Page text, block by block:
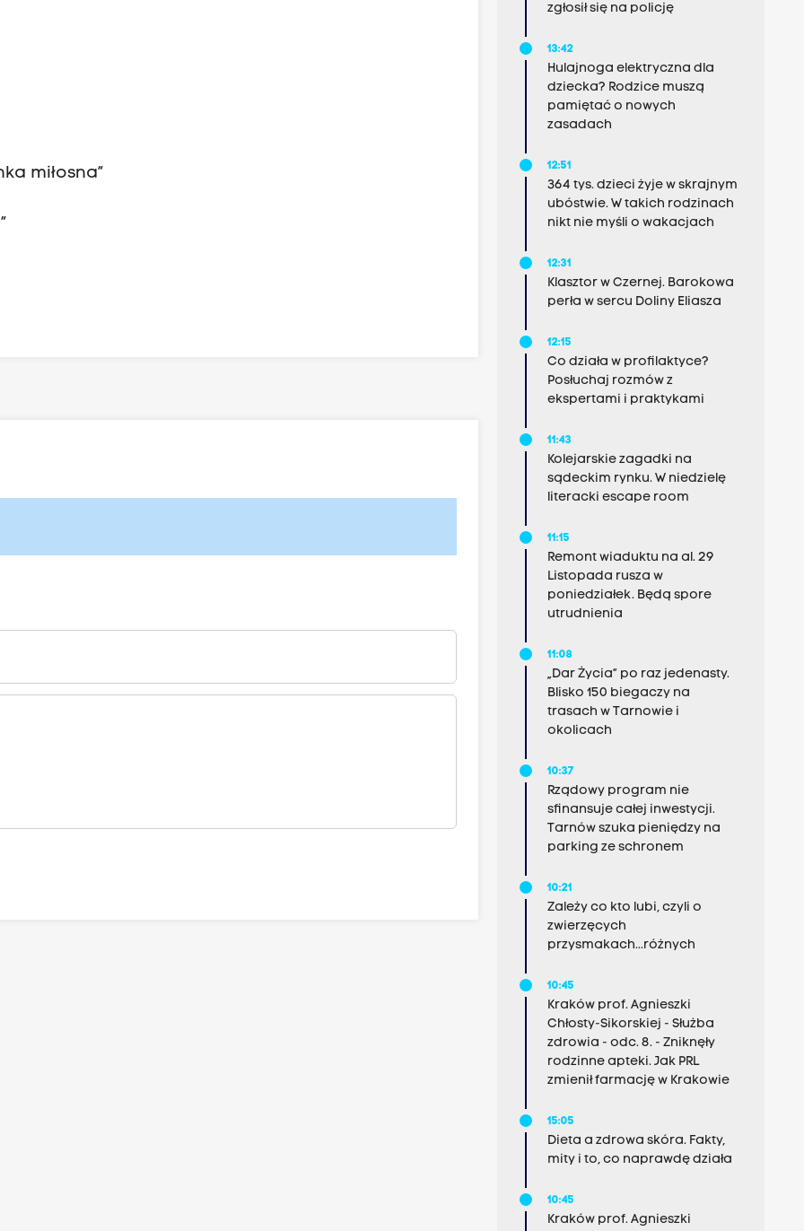
miłosna”
zgłosił się na policję
13:42
Hulajnoga elektryczna dla
dziecka? Rodzice muszą
pamiętać o nowych
zasadach
12:51
364 tys. dzieci żyje w skrajnym
ubóstwie. W takich rodzinach
nikt nie myśli o wakacjach
12:31
Klasztor w Czernej. Barokowa
perła w sercu Doliny Eliasza
12:15
Co działa w profilaktyce?
Posłuchaj rozmów z
ekspertami i praktykami
11:43
Kolejarskie zagadki na
sądeckim rynku. W niedzielę
literacki escape room
11:15
Remont wiaduktu na al. 29
Listopada rusza w
poniedziałek. Będą spore
utrudnienia
11:08
„Dar Życia” po raz jedenasty.
Blisko 150 biegaczy na
trasach w Tarnowie i
okolicach
10:37
Rządowy program nie
sfinansuje całej inwestycji.
Tarnów szuka pieniędzy na
parking ze schronem
10:21
Zależy co kto lubi, czyli o
zwierzęcych
przysmakach...różnych
10:45
Kraków prof. Agnieszki
Chłosty-Sikorskiej - Służba
zdrowia - odc. 8. - Zniknęły
rodzinne apteki. Jak PRL
zmienił farmację w Krakowie
15:05
Dieta a zdrowa skóra. Fakty,
mity i to, co naprawdę działa
10:45
Kraków prof. Agnieszki